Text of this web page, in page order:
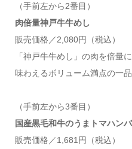
（手前左から2番目）
肉倍量神戸牛牛めし
販売価格／2,080円（税込）
「神戸牛牛めし」の肉を倍量
味わえるボリューム満点の一品
（手前左から3番目）
国産黒毛和牛のうまトマハン
販売価格／1,681円（税込）